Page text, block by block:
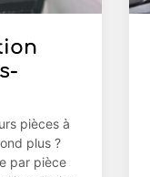
pièces à
plus ?
par pièce